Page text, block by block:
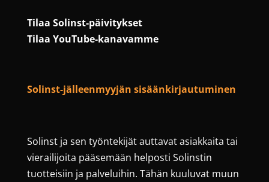
Tilaa Solinst-päivitykset
Tilaa YouTube-kanavamme
Solinst-jälleenmyyjän sisäänkirjautuminen
Solinst ja sen työntekijät auttavat asiakkaita tai
vierailijoita pääsemään helposti Solinstin
tuotteisiin ja palveluihin. Tähän kuuluvat muun